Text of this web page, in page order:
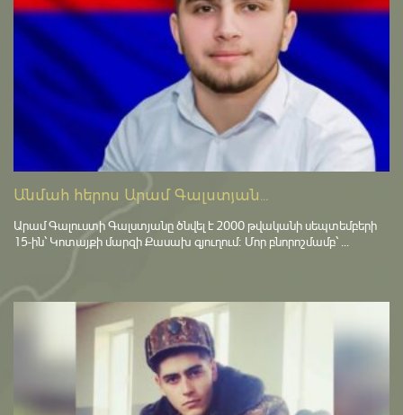
Անմահ հերոս Արամ Գալստյան...
Արամ Գալուստի Գալստյանը ծնվել է 2000 թվականի սեպտեմբերի
15-ին՝ Կոտայքի մարզի Քասախ գյուղում։ Մոր բնորոշմամբ՝ ...